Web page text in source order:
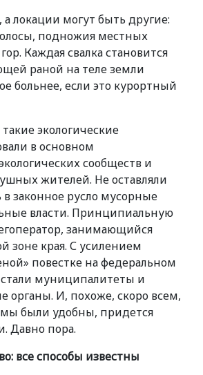
локации могут быть другие:
подножия местных
Каждая свалка становится
раной на теле земли
больнее, если это курортный
экологические
в основном
сообществ и
жителей. Не оставляли
законное русло мусорные
власти. Принципиальную
занимающийся
зоне края. С усилением
повестке на федеральном
муниципалитеты и
органы. И, похоже, скоро всем,
были удобны, придется
Давно пора.
все способы известны